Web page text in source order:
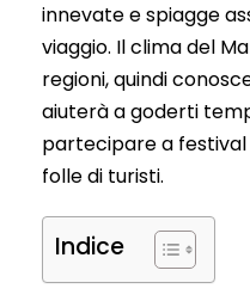
innevate e spiagge
viaggio. Il clima del
regioni, quindi
aiuterà a goderti
partecipare a
folle di turisti.
Indice